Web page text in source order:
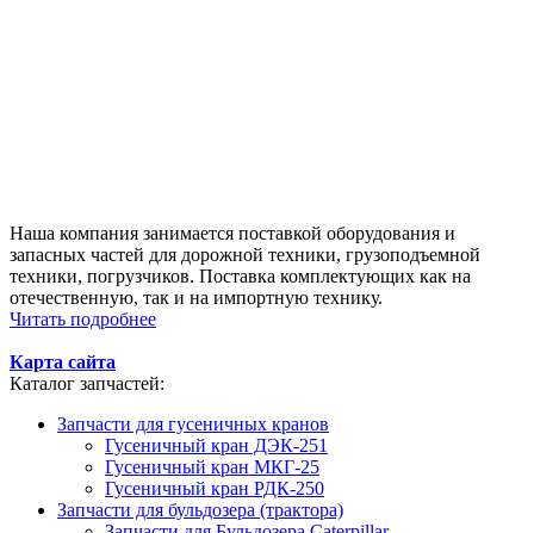
Наша компания занимается поставкой оборудования и
запасных частей для дорожной техники, грузоподъемной
техники, погрузчиков. Поставка комплектующих как на
отечественную, так и на импортную технику.
Читать подробнее
Карта сайта
Каталог запчастей:
Запчасти для гусеничных кранов
Гусеничный кран ДЭК-251
Гусеничный кран МКГ-25
Гусеничный кран РДК-250
Запчасти для бульдозера (трактора)